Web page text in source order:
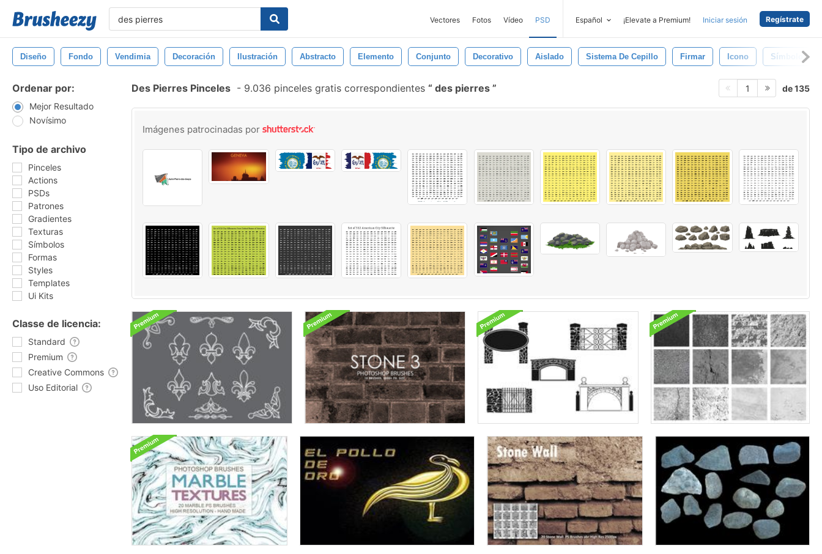
Vectores Fotos Vídeo PSD Español ¡Elevate a Premium! Iniciar sesión Regístrate
Diseño Fondo Vendimia Decoración Ilustración Abstracto Elemento Conjunto Decorativo Aislado Sistema De Cepillo Firmar Icono Símbolo
Ordenar por:
Mejor Resultado
Novísimo
Tipo de archivo
Pinceles
Actions
PSDs
Patrones
Gradientes
Texturas
Símbolos
Formas
Styles
Templates
Ui Kits
Classe de licencia:
Standard
Premium
Creative Commons
Uso Editorial
Des Pierres Pinceles - 9.036 pinceles gratis correspondientes des pierres 1 de 135
Imágenes patrocinadas por